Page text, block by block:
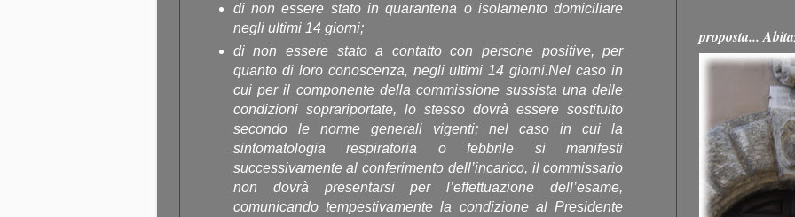
di non essere stato in quarantena o isolamento domiciliare
negli ultimi 14 giorni;
di non essere stato a contatto con persone positive, per
quanto di loro conoscenza, negli ultimi 14 giorni.Nel caso in
cui per il componente della commissione sussista una delle
condizioni soprariportate, lo stesso dovrà essere sostituito
secondo le norme generali vigenti; nel caso in cui la
sintomatologia respiratoria o febbrile si manifesti
successivamente al conferimento dell’incarico, il commissario
non dovrà presentarsi per l’effettuazione dell’esame,
comunicando tempestivamente la condizione al Presidente
proposta...